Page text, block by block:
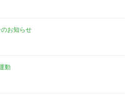
お知らせ
動